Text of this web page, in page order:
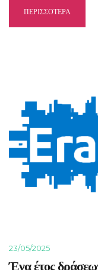
ΠΕΡΙΣΣΟΤΕΡΑ
23/05/2025
Ένα έτος